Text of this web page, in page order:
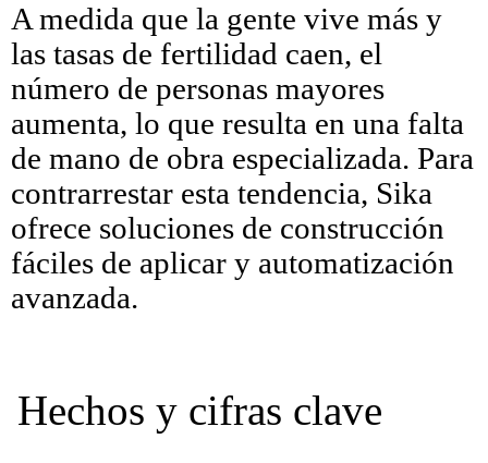
A medida que la gente vive más y
las tasas de fertilidad caen, el
número de personas mayores
aumenta, lo que resulta en una falta
de mano de obra especializada. Para
contrarrestar esta tendencia, Sika
ofrece soluciones de construcción
fáciles de aplicar y automatización
avanzada.
Hechos y cifras clave